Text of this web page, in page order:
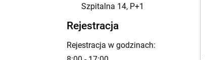
Szpitalna 14, P+1
Rejestracja
Rejestracja w godzinach: